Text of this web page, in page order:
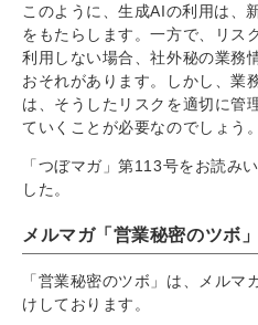
このように、生成AIの利用は、
をもたらします。一方で、リス
利用しない場合、社外秘の業務
おそれがあります。しかし、業
は、そうしたリスクを適切に管
ていくことが必要なのでしょう。
「つぼマガ」第113号をお読み
した。
メルマガ「営業秘密のツボ
「営業秘密のツボ」は、メル
けしております。